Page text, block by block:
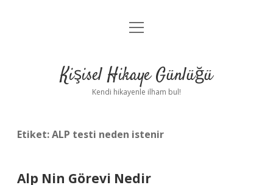
Anasayfa
Yasal Uyarı
menüyü
Kişisel Hikaye Günlüğü
Kendi hikayenle ilham bul!
Etiket:ALP testi neden istenir
Alp Nin Görevi Nedir